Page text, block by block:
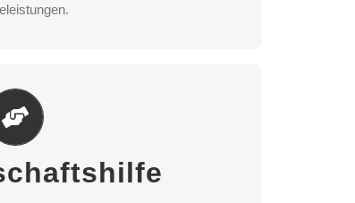
für ältere Menschen, die
deren pflegende Angehörige.